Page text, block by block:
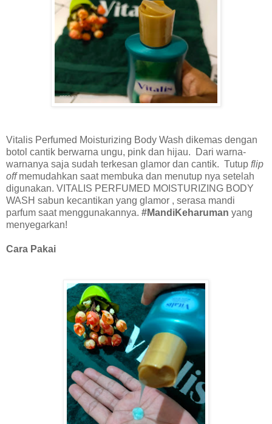
Vitalis Perfumed Moisturizing Body Wash dikemas dengan
botol cantik berwarna ungu, pink dan hijau. Dari warna-
warnanya saja sudah terkesan glamor dan cantik. Tutup flip
offmemudahkan saat membuka dan menutup nya setelah
digunakan. VITALIS PERFUMED MOISTURIZING BODY
WASH sabun kecantikan yang glamor , serasa mandi
parfum saat menggunakannya. #MandiKeharuman yang
menyegarkan!
Cara Pakai